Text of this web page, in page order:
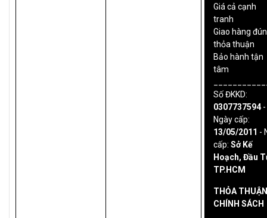
Giá cả cạnh
tranh
Giao hàng
thỏa thuận
Bảo hành tận
tâm
Số ĐKKD:
0307737594-
Ngày cấp:
13/05/2011 -
cấp:Sở Kế
Hoạch, Đầu
TP.HCM
THỎA
CHÍNH SÁCH